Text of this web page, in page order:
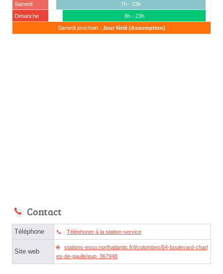
Samedi
7h - 23h
Dimanche
8h - 23h
Samedi prochain : Jour férié (Assomption)
Contact
Téléphone Téléphoner à la station-service
Site web
stations-esso.northatlantic.fr/l/colombes/64-boulevard-charl
es-de-gaulle/eup_367948